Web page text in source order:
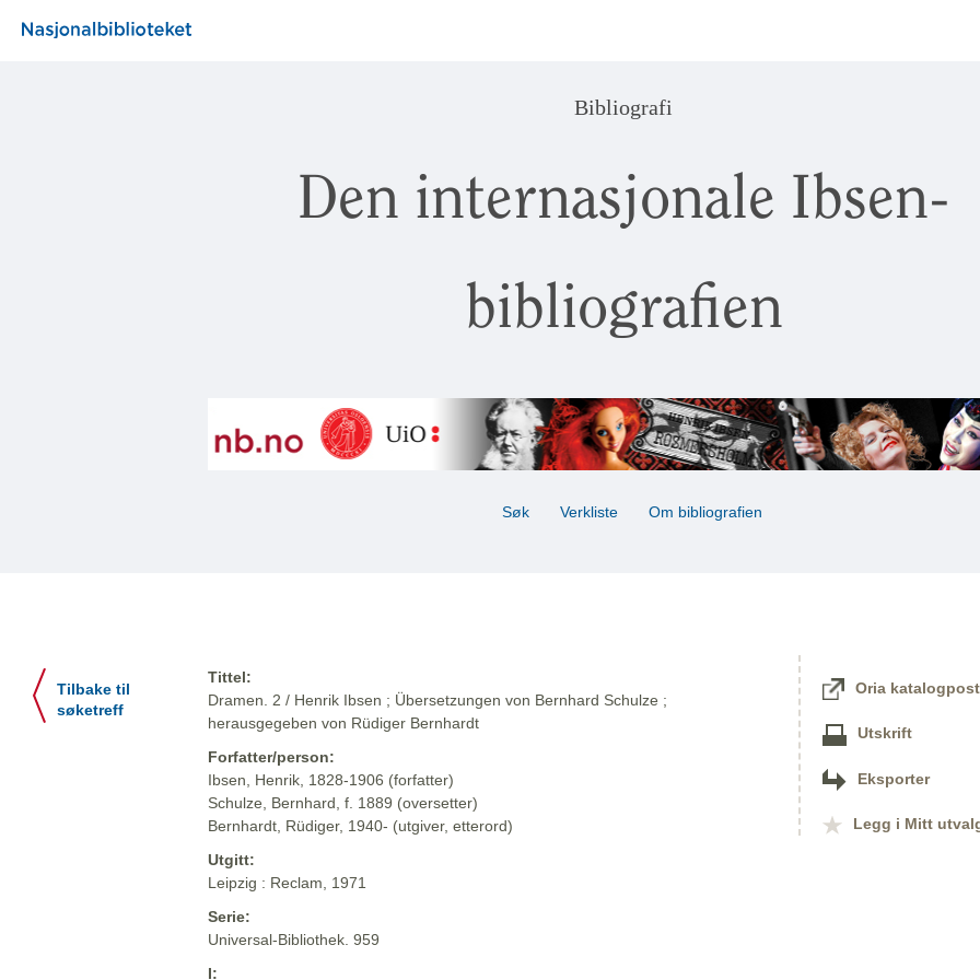
Bibliografi
Den internasjonale Ibsen-
bibliografien
Søk Verkliste Om bibliografien
Tilbake til
søketreff
Tittel:
Dramen. 2 / Henrik Ibsen ; Übersetzungen von Bernhard Schulze ;
herausgegeben von Rüdiger Bernhardt
Forfatter/person:
Ibsen, Henrik, 1828-1906 (forfatter)
Schulze, Bernhard, f. 1889 (oversetter)
Bernhardt, Rüdiger, 1940- (utgiver, etterord)
Utgitt:
Leipzig : Reclam, 1971
Serie:
Universal-Bibliothek. 959
I:
Oria katalogpost
Utskrift
Eksporter
Legg i Mitt